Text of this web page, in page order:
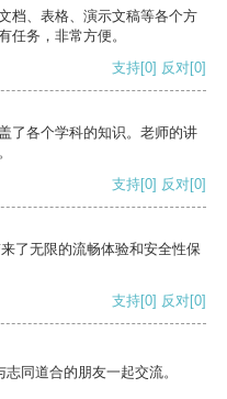
档、表格、演示文稿等各个方
任务，非常方便。
支持[0] 反对[0]
了各个学科的知识。老师的讲
支持[0] 反对[0]
了无限的流畅体验和安全性保
支持[0] 反对[0]
同道合的朋友一起交流。